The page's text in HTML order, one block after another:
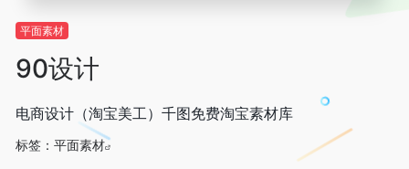
平面素材
90设计
电商设计（淘宝美工）千图免费淘宝素材库
标签： 平面素材